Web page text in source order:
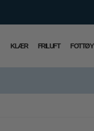
KLÆR FRILUFT FOTTØY